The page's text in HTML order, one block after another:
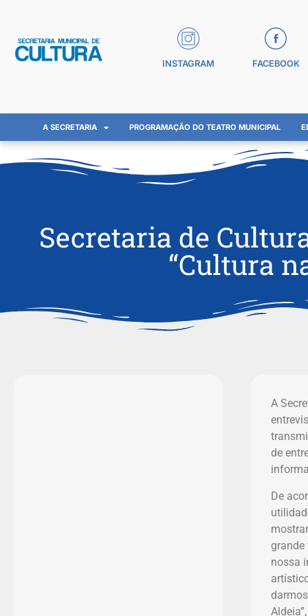
INSTAGRAM FACEBOOK
A SECRETARIA PROGRAMAÇÃO DO TEATRO MUNICIPAL
Secretaria de
“Cultura
A
de
De
grande
nossa